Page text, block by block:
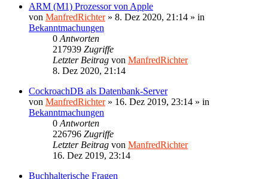
ARM (M1) Prozessor von Apple
von ManfredRichter» 8. Dez 2020, 21:14 » in
Bekanntmachungen
0 Antworten
217939 Zugriffe
Letzter Beitrag von ManfredRichter
8. Dez 2020, 21:14
CockroachDB als Datenbank-Server
von ManfredRichter» 16. Dez 2019, 23:14 » in
Bekanntmachungen
0 Antworten
226796 Zugriffe
Letzter Beitrag von ManfredRichter
16. Dez 2019, 23:14
Buchhalterische Fragen